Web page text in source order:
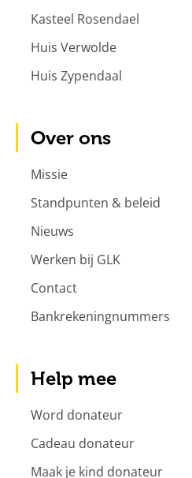
Kasteel Rosendael
Huis Verwolde
Huis Zypendaal
Over ons
Missie
Standpunten & beleid
Nieuws
Werken bij GLK
Contact
Bankrekeningnummers
Help mee
Word donateur
Cadeau donateur
Maak je kind donateur